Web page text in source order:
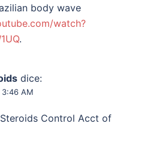
body wave
watch?
.
dice:
AM
Control Acct of